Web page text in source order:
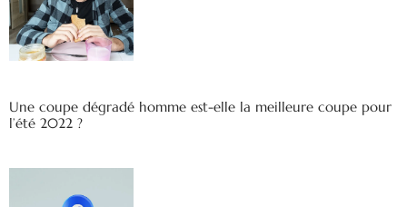
Une coupe dégradé homme est-elle la meilleure coupe pour
l’été 2022 ?